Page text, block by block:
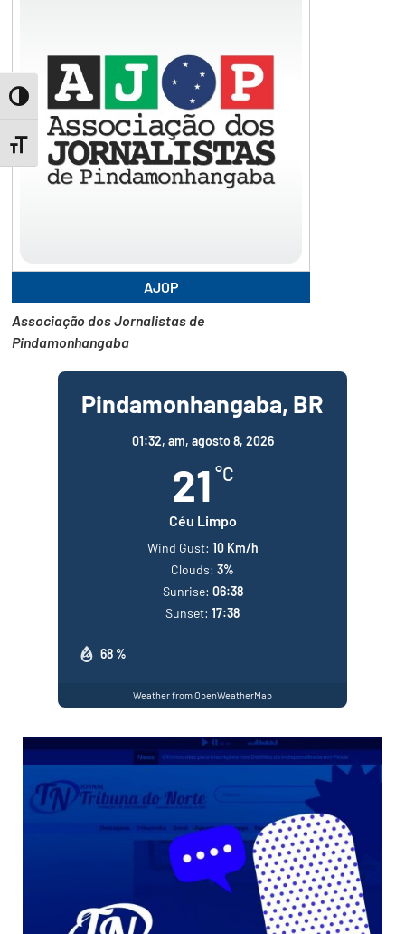
Toggle High Contrast
Toggle Font size
AJOP
Associação dos Jornalistas de
Pindamonhangaba
Pindamonhangaba, BR
01:32, am, agosto 8, 2026
21 °C
Céu Limpo
68 %
Wind Gust: 10 Km/h
Clouds: 3%
Sunrise: 06:38
Sunset: 17:38
Weather from OpenWeatherMap